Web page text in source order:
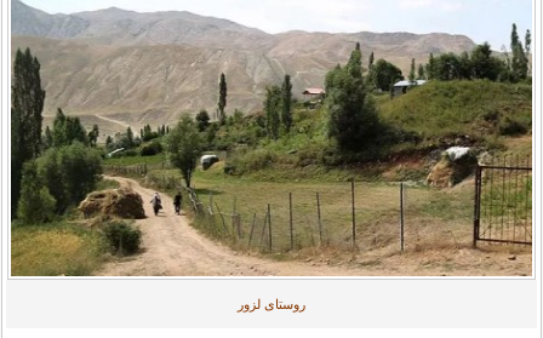
روستای لزور